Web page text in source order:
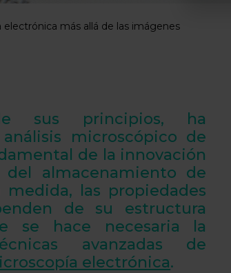
más allá de las imágenes
sus principios, ha
análisis microscópico de
de la innovación
del almacenamiento de
medida, las propiedades
de su estructura
se hace necesaria la
avanzadas de
electrónica.